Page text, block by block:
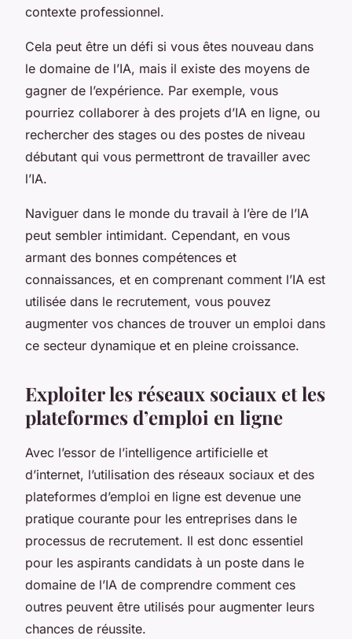
contexte professionnel.
Cela peut être un défi si vous êtes nouveau dans
le domaine de l’IA, mais il existe des moyens de
gagner de l’expérience. Par exemple, vous
pourriez collaborer à des projets d’IA en ligne, ou
rechercher des stages ou des postes de niveau
débutant qui vous permettront de travailler avec
l’IA.
Naviguer dans le monde du travail à l’ère de l’IA
peut sembler intimidant. Cependant, en vous
armant des bonnes compétences et
connaissances, et en comprenant comment l’IA est
utilisée dans le recrutement, vous pouvez
augmenter vos chances de trouver un emploi dans
ce secteur dynamique et en pleine croissance.
Exploiter les réseaux sociaux et les
plateformes d’emploi en ligne
Avec l’essor de l’intelligence artificielle et
d’internet, l’utilisation des réseaux sociaux et des
plateformes d’emploi en ligne est devenue une
pratique courante pour les entreprises dans le
processus de recrutement. Il est donc essentiel
pour les aspirants candidats à un poste dans le
domaine de l’IA de comprendre comment ces
outres peuvent être utilisés pour augmenter leurs
chances de réussite.